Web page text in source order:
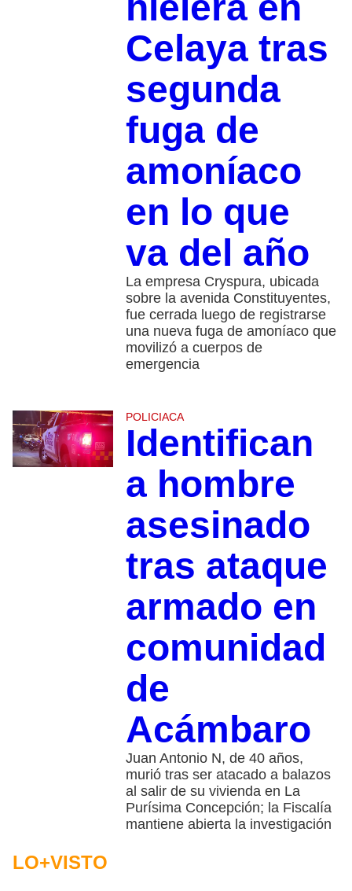
Celaya tras
segunda
fuga de
amoníaco
en lo que
va del año
La empresa Cryspura, ubicada
sobre la avenida Constituyentes,
fue cerrada luego de registrarse
una nueva fuga de amoníaco que
movilizó a cuerpos de
emergencia
POLICIACA
Identifican
a hombre
asesinado
tras ataque
armado en
comunidad
de
Acámbaro
Juan Antonio N, de 40 años,
murió tras ser atacado a balazos
al salir de su vivienda en La
Purísima Concepción; la Fiscalía
mantiene abierta la investigación
LO+VISTO